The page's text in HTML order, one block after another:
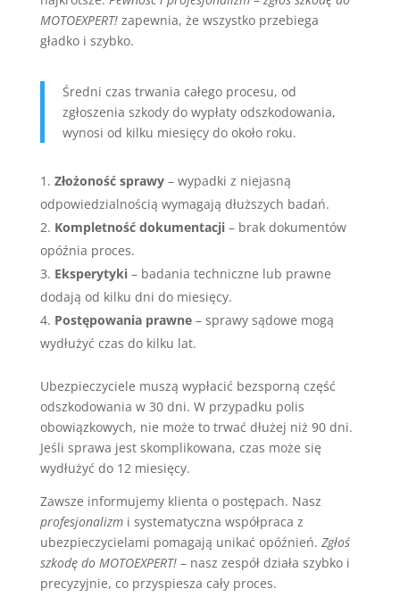
MOTOEXPERT!zapewnia, że wszystko przebiega
gładko i szybko.
Średni czas trwania całego procesu, od
zgłoszenia szkody do wypłaty odszkodowania,
wynosi od kilku miesięcy do około roku.
Złożoność sprawy– wypadki z niejasną
odpowiedzialnością wymagają dłuższych badań.
Kompletność dokumentacji– brak dokumentów
opóźnia proces.
Eksperytyki– badania techniczne lub prawne
dodają od kilku dni do miesięcy.
Postępowania prawne– sprawy sądowe mogą
wydłużyć czas do kilku lat.
Ubezpieczyciele muszą wypłacić bezsporną część
odszkodowania w 30 dni. W przypadku polis
obowiązkowych, nie może to trwać dłużej niż 90 dni.
Jeśli sprawa jest skomplikowana, czas może się
wydłużyć do 12 miesięcy.
Zawsze informujemy klienta o postępach. Nasz
profesjonalizmi systematyczna współpraca z
ubezpieczycielami pomagają unikać opóźnień. Zgłoś
szkodę do MOTOEXPERT!– nasz zespół działa szybko i
precyzyjnie, co przyspiesza cały proces.